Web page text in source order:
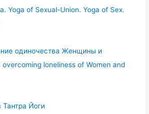
Yoga of Sexual-Union. Yoga of Sex.
одиночества Женщины и
loneliness of Women and
Йоги